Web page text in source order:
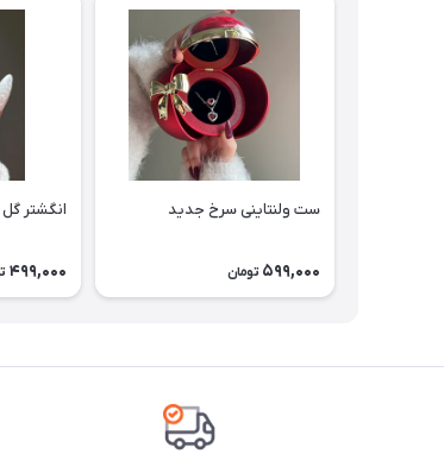
ست ولنتاینی سرخ جدید
599,000 تومان
انگشتر گل
499,000